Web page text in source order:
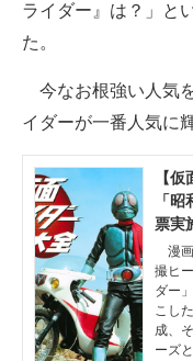
スマホと通信の最新ト
好きが集まる 比べて
ビジネスと働き方のヒ
AI活用のいまが分かる
企業ITのトレンドを詳
経営リーダーのコミュ
マーケ×ITの今がよく
ライダー』は？」と
た。
今なお根強い人気
イダーが一番人気に
【
「
票実
漫画
撮ヒ
ダー
こし
成、
ーズ